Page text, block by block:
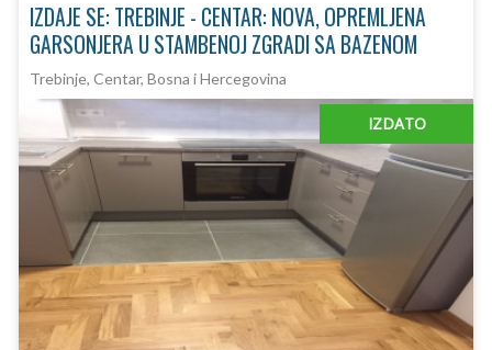
IZDAJE SE: TREBINJE - CENTAR: NOVA, OPREMLJENA
GARSONJERA U STAMBENOJ ZGRADI SA BAZENOM
Trebinje, Centar, Bosna i Hercegovina
IZDATO